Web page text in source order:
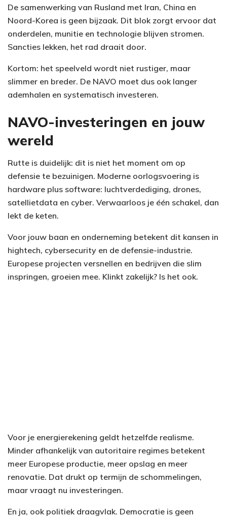
De samenwerking van Rusland met Iran, China en
Noord-Korea is geen bijzaak. Dit blok zorgt ervoor dat
onderdelen, munitie en technologie blijven stromen.
Sancties lekken, het rad draait door.
Kortom: het speelveld wordt niet rustiger, maar
slimmer en breder. De NAVO moet dus ook langer
ademhalen en systematisch investeren.
NAVO-investeringen en jouw
wereld
Rutte is duidelijk: dit is niet het moment om op
defensie te bezuinigen. Moderne oorlogsvoering is
hardware plus software: luchtverdediging, drones,
satellietdata en cyber. Verwaarloos je één schakel, dan
lekt de keten.
Voor jouw baan en onderneming betekent dit kansen in
hightech, cybersecurity en de defensie-industrie.
Europese projecten versnellen en bedrijven die slim
inspringen, groeien mee. Klinkt zakelijk? Is het ook.
Voor je energierekening geldt hetzelfde realisme.
Minder afhankelijk van autoritaire regimes betekent
meer Europese productie, meer opslag en meer
renovatie. Dat drukt op termijn de schommelingen,
maar vraagt nu investeringen.
En ja, ook politiek draagvlak. Democratie is geen